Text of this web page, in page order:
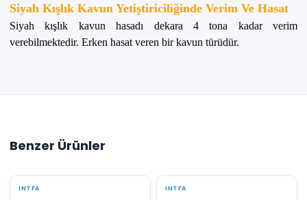
Siyah Kışlık Kavun Yetiştiriciliğinde Verim Ve Hasat
Siyah kışlık kavun hasadı dekara 4 tona kadar verim
verebilmektedir. Erken hasat veren bir kavun türüdür.
Benzer Ürünler
INTFA INTFA